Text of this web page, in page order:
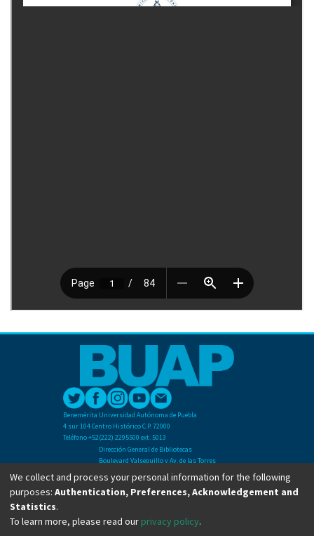
Benemérita Universidad Autónoma de Puebla
4 sur 104 Centro Histórico C.P. 72000
Teléfono +52(222) 2295500 ext. 5013
Dirección General de Bibliotecas
Boulevard Valsequillo y Av. de las Torres
Ciudad Universitaria. Col. San Manuel
C.P. 72570
Teléfono +52 (222) 2295500 Ext 2901
We collect and process your personal information for the following
purposes: Authentication, Preferences, Acknowledgement and
Statistics.
To learn more, please read our privacy policy.